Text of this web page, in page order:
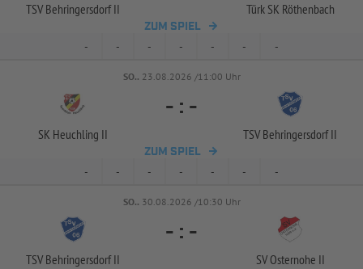
TSV Behringersdorf II Türk SK Röthenbach
ZUM SPIEL
- - - - - - -
SO.. 23.08.2026 /11:00 Uhr
SK Heuchling II
- : -
TSV Behringersdorf II
ZUM SPIEL
- - - - - - -
SO.. 30.08.2026 /10:30 Uhr
TSV Behringersdorf II
- : -
SV Osternohe II